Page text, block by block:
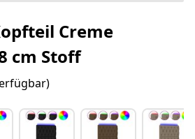
Creme
cm Stoff